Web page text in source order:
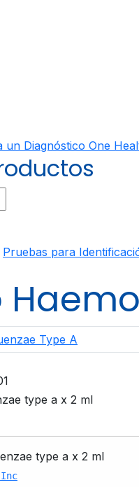
Pruebas para
type a x 2 ml
type a x 2 ml
Inc